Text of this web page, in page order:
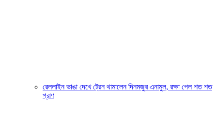
রেললাইন ভাঙা দেখে ট্রেন থামালেন দিনমজুর এনামুল, রক্ষা পেল শত শত
প্রাণ